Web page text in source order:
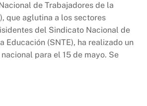
de Trabajadores de la
que aglutina a los sectores
del Sindicato Nacional de
Educación (SNTE), ha realizado un
para el 15 de mayo. Se